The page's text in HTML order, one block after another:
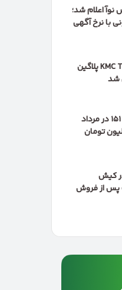
اعلام شد؛
میلیونی با نرخ آگهی
نمونه آزمایشی KMC T9 پلاگین
شد
قیمت پراید وانت ۱۵۱ در مرداد
۹۴۷ میلیون تومان
کیش
پس از فروش